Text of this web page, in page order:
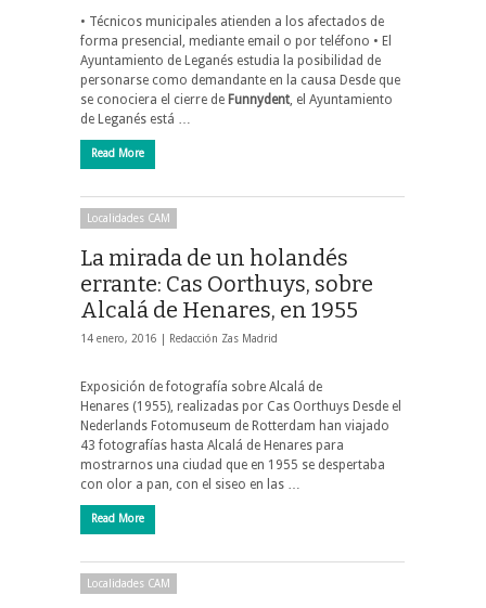
• Técnicos municipales atienden a los afectados de
forma presencial, mediante email o por teléfono • El
Ayuntamiento de Leganés estudia la posibilidad de
personarse como demandante en la causa Desde que
se conociera el cierre de Funnydent , el Ayuntamiento
de Leganés está …
Read More
Localidades CAM
La mirada de un holandés
errante: Cas Oorthuys, sobre
Alcalá de Henares, en 1955
14 enero, 2016 | Redacción Zas Madrid
Exposición de fotografía sobre Alcalá de
Henares (1955), realizadas por Cas Oorthuys Desde el
Nederlands Fotomuseum de Rotterdam han viajado
43 fotografías hasta Alcalá de Henares para
mostrarnos una ciudad que en 1955 se despertaba
con olor a pan, con el siseo en las …
Read More
Localidades CAM